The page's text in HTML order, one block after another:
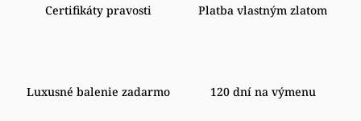
Certifikáty pravosti Platba vlastným zlatom
Luxusné balenie zadarmo 120 dní na výmenu